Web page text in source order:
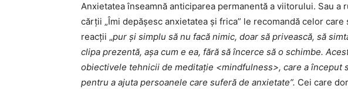
Anxietatea înseamnă anticiparea permanentă a viitorului. Sau
cărții „Îmi depășesc anxietatea și frica” le recomandă celor
reacții „pur și simplu să nu facă nimic, doar să privească, să
clipa prezentă, așa cum e ea, fără să încerce să o schimbe.
obiectivele tehnicii de meditație <mindfulness>, care a început
pentru a ajuta persoanele care suferă de anxietate”. Cei care